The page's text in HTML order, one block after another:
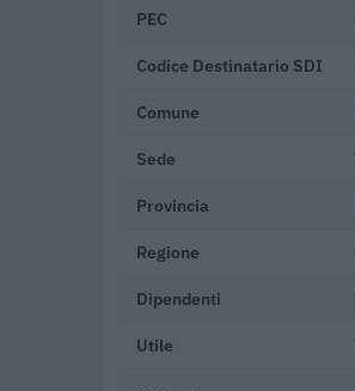
PEC
Codice Destinatario SDI
Comune
Sede
Provincia
Regione
Dipendenti
Utile